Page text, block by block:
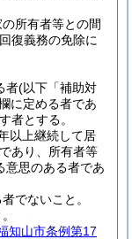
所有者等との間
復義務の免除に
者(以下「補助対
に定める者であ
者とする。
以上継続して居
あり、所有者等
意思のある者であ
でないこと。
知山市条例第17